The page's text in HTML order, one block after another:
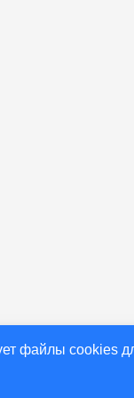
файлы cookies